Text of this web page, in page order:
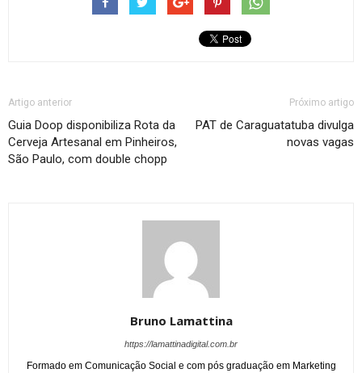
Artigo anterior
Guia Doop disponibiliza Rota da
Cerveja Artesanal em Pinheiros,
São Paulo, com double chopp
Próximo artigo
PAT de Caraguatatuba divulga
novas vagas
Bruno Lamattina
https://lamattinadigital.com.br
Formado em Comunicação Social e com pós graduação em Marketing